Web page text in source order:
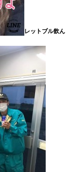
レットブル飲ん